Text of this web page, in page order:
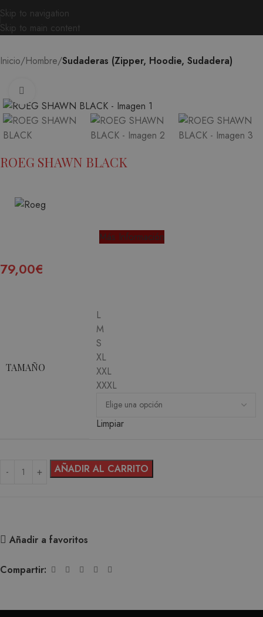
Skip to navigation
Skip to main content
Inicio Hombre Sudaderas (Zipper, Hoodie, Sudadera)
ROEG SHAWN BLACK
Más Información
79,00€
TAMAÑO
L
M
S
XL
XXL
XXXL
Limpiar
AÑADIR AL CARRITO
Añadir a favoritos
Compartir: